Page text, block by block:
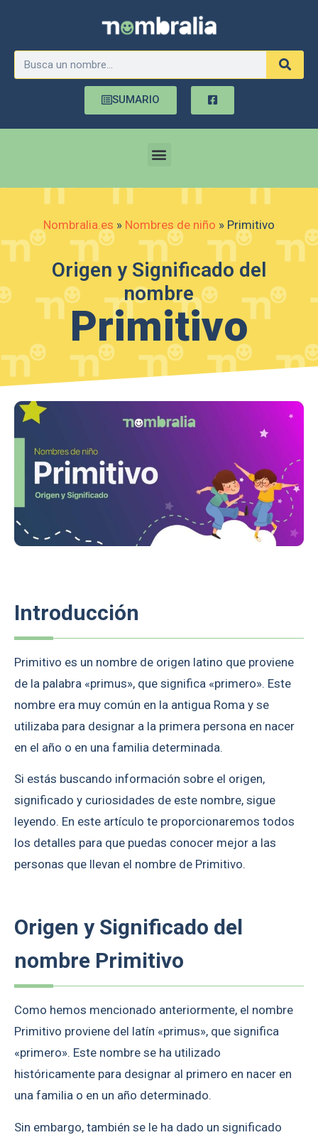
SUMARIO
Nombralia.es » Nombres de niño » Primitivo
Origen y Significado del
nombre
Primitivo
Introducción
Primitivo es un nombre de origen latino que proviene
de la palabra «primus», que significa «primero». Este
nombre era muy común en la antigua Roma y se
utilizaba para designar a la primera persona en nacer
en el año o en una familia determinada.
Si estás buscando información sobre el origen,
significado y curiosidades de este nombre, sigue
leyendo. En este artículo te proporcionaremos todos
los detalles para que puedas conocer mejor a las
personas que llevan el nombre de Primitivo.
Origen y Significado del
nombre Primitivo
Como hemos mencionado anteriormente, el nombre
Primitivo proviene del latín «primus», que significa
«primero». Este nombre se ha utilizado
históricamente para designar al primero en nacer en
una familia o en un año determinado.
Sin embargo, también se le ha dado un significado